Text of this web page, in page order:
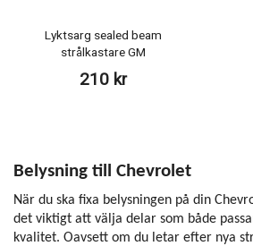
Lyktsarg sealed beam
strålkastare GM
210 kr
Belysning till Chevrolet
När du ska fixa belysningen på din
det viktigt att välja delar som både
kvalitet. Oavsett om du letar efter nya